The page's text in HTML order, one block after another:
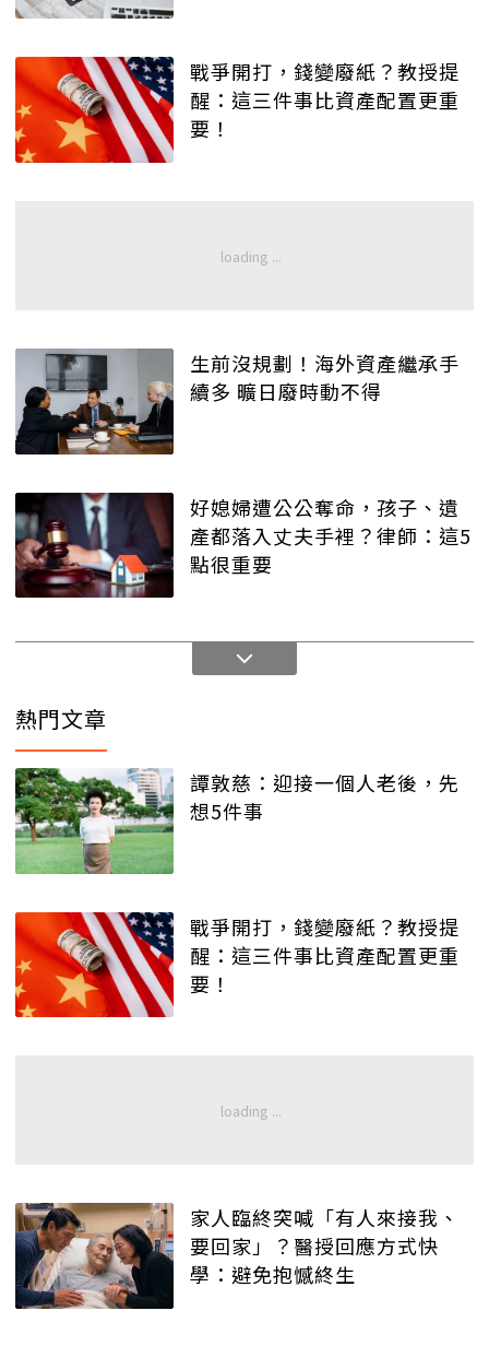
戰爭開打，錢變廢紙？教授提
醒：這三件事比資產配置更重
要！
生前沒規劃！海外資產繼承手
續多 曠日廢時動不得
好媳婦遭公公奪命，孩子、遺
產都落入丈夫手裡？律師：這5
點很重要
熱門文章
譚敦慈：迎接一個人老後，先
想5件事
戰爭開打，錢變廢紙？教授提
醒：這三件事比資產配置更重
要！
家人臨終突喊「有人來接我、
要回家」？醫授回應方式快
學：避免抱憾終生